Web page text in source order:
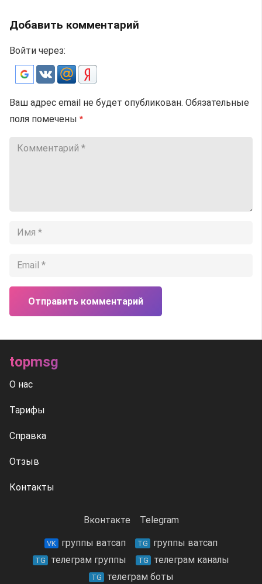
Добавить комментарий
Войти через:
Ваш адрес email не будет опубликован. Обязательные
поля помечены *
Отправить комментарий
topmsg
О нас
Тарифы
Справка
Отзыв
Контакты
Вконтакте Telegram
VK группы ватсап TG группы ватсап
TG телеграм группы TG телеграм каналы
TG телеграм боты